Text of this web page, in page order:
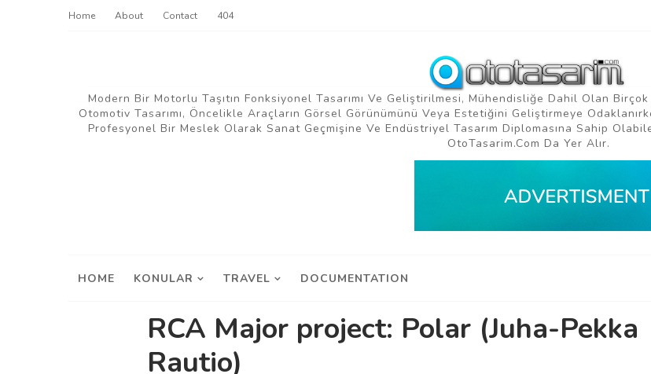
Home About Contact 404
Modern Bir Motorlu Taşıtın Fonksiyonel Tasarımı Ve Geliştirilmesi, Mühendisliğe Dahil Olan
Otomotiv Tasarımı, Öncelikle Araçların Görsel Görünümünü Veya Estetiğini Geliştirmeye
Profesyonel Bir Meslek Olarak Sanat Geçmişine Ve Endüstriyel Tasarım Diplomasına Sahip
OtoTasarim.com Da Yer Alır.
HOME KONULAR TRAVEL DOCUMENTATION
RCA Major project: Polar (Juha-Pekka
Rautio)